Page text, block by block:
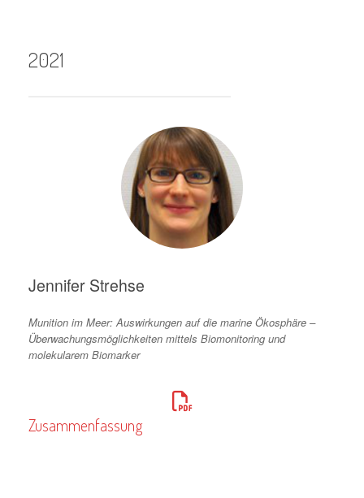
2021
Jennifer Strehse
Munition im Meer: Auswirkungen auf die marine Ökosphäre –
Überwachungsmöglichkeiten mittels Biomonitoring und
molekularem Biomarker
Zusammenfassung